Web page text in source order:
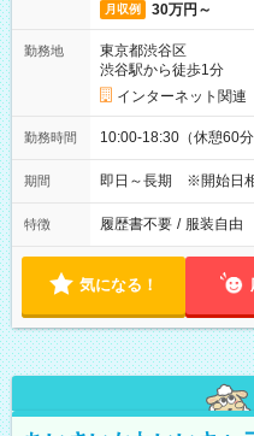
月収例 30万円～
勤務地
東京都渋谷区
渋谷駅から徒歩1分
インターネット関連
勤務時間 10:00-18:30（休憩60
期間 即日～長期 ※開始日
特徴 履歴書不要 / 服装自由
気になる！